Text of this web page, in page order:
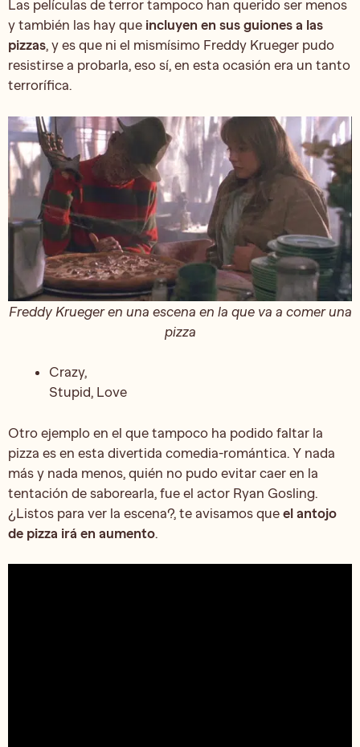
Las películas de terror tampoco han querido ser menos
y también las hay que incluyen en sus guiones a las
pizzas, y es que ni el mismísimo Freddy Krueger pudo
resistirse a probarla, eso sí, en esta ocasión era un tanto
terrorífica.
Freddy Krueger en una escena en la que va a comer una
pizza
Crazy,
Stupid, Love
Otro ejemplo en el que tampoco ha podido faltar la
pizza es en esta divertida comedia-romántica. Y nada
más y nada menos, quién no pudo evitar caer en la
tentación de saborearla, fue el actor Ryan Gosling.
¿Listos para ver la escena?, te avisamos que el antojo
de pizza irá en aumento.